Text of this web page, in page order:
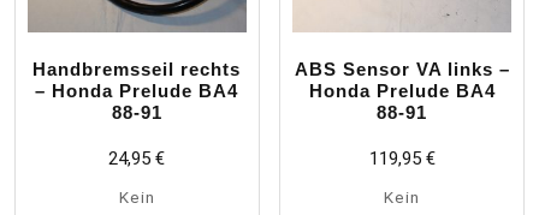
Handbremsseil rechts
– Honda Prelude BA4
88-91
24,95€
Kein
ABS Sensor VA links –
Honda Prelude BA4
88-91
119,95 €
Kein